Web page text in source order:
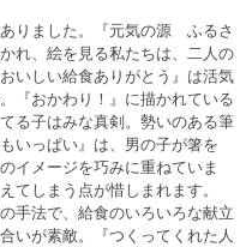
りました。『元気の源 ふるさ
れ、絵を見る私たちは、二人の
いしい給食ありがとう』は活気
『おかわり！』に描かれている
る子はみな真剣。勢いのある筆
いっぱい』は、男の子が箸を
イメージを巧みに重ねていま
てしまう点が惜しまれます。
手法で、給食のいろいろな献立
いが素敵。『つくってくれた人